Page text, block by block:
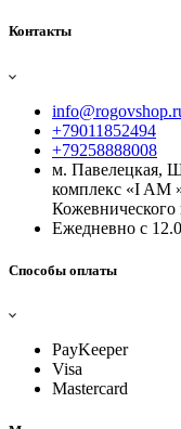
Контакты
+79011852494
+79258888008
м. Павелецкая,
комплекс «I AM
Кожевнического
Ежедневно с
Способы оплаты
PayKeeper
Visa
Mastercard